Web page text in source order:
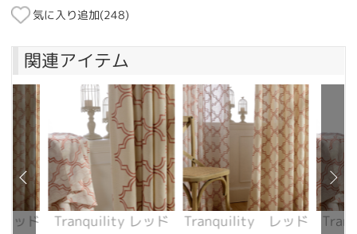
気に入り追加(248)
関連アイテム
ッド
Tranquility レッド
Tranquility レッド